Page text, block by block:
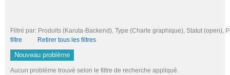
Filtré par: Produits (Karuta-Backend), Type (Charte graphique), Statut
filtre
Retirer tous les filtres
Nouveau problème
Aucun problème trouvé selon le filtre de recherche appliqué.